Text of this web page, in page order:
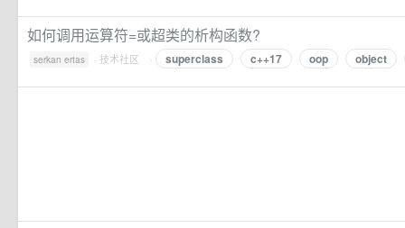
如何调用运算符=或超类的析构函数?
serkan ertas · 技术社区 · superclass c++17 oop object